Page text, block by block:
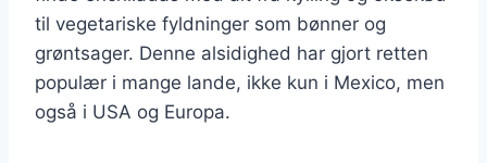
til vegetariske fyldninger som bønner og
grøntsager. Denne alsidighed har gjort retten
populær i mange lande, ikke kun i Mexico, men
også i USA og Europa.